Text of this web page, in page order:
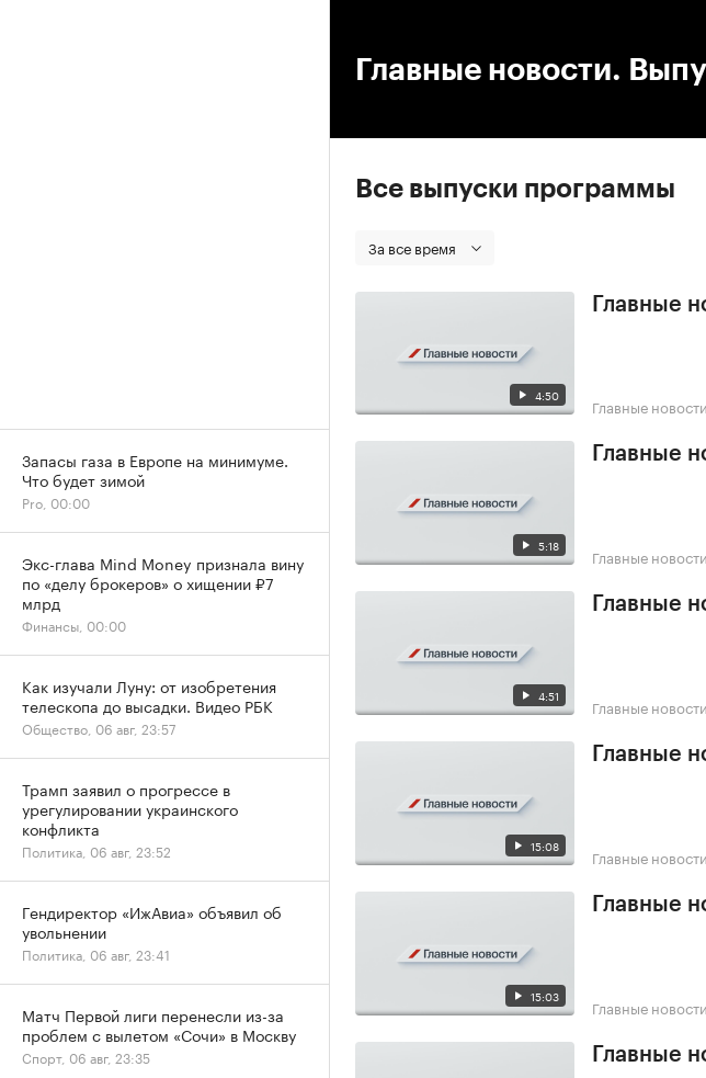
Главные новости.
Все выпуски программы
За все время
4:50
Главные
Главные новости
5:18
Главные
Главные новости
4:51
Главные
Главные новости
15:08
Главные
Главные новости
15:03
Главные
Главные новости
Главные
Запасы газа в Европе на минимуме.
Что будет зимой
Pro, 00:00
Экс-глава Mind Money признала вину
по «делу брокеров» о хищении ₽7
млрд
Финансы, 00:00
Как изучали Луну: от изобретения
телескопа до высадки. Видео РБК
Общество, 06 авг, 23:57
Трамп заявил о прогрессе в
урегулировании украинского
конфликта
Политика, 06 авг, 23:52
Гендиректор «ИжАвиа» объявил об
увольнении
Политика, 06 авг, 23:41
Матч Первой лиги перенесли из-за
проблем с вылетом «Сочи» в Москву
Спорт, 06 авг, 23:35